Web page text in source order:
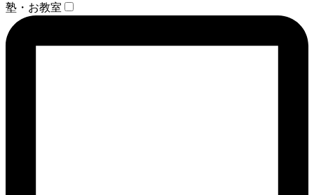
塾・お教室